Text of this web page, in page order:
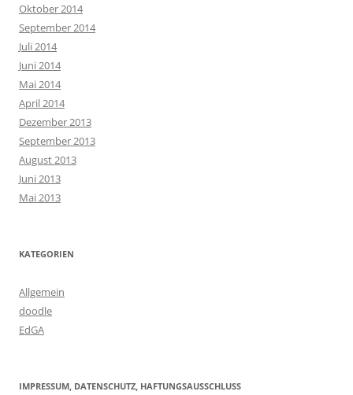
Oktober 2014
September 2014
Juli 2014
Juni 2014
Mai 2014
April 2014
Dezember 2013
September 2013
August 2013
Juni 2013
Mai 2013
KATEGORIEN
Allgemein
doodle
EdGA
IMPRESSUM, DATENSCHUTZ, HAFTUNGSAUSSCHLUSS